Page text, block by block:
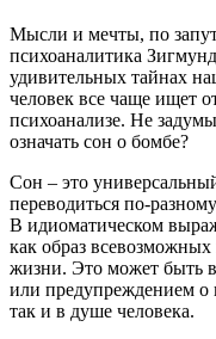
Мысли и мечты, по
психоаналитика
удивительных тайнах
человек все чаще ищет
психоанализе. Не
означать сон о бомбе?
Сон – это
переводиться по-
В идиоматическом
как образ
жизни. Это может быть
или предупреждением о
так и в душе человека.